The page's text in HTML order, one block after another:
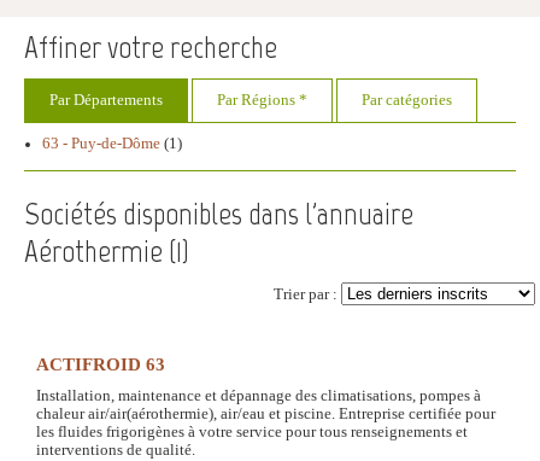
Affiner votre recherche
Par Départements Par Régions * Par catégories
63 - Puy-de-Dôme (1)
Sociétés disponibles dans l'annuaire
Aérothermie (1)
Trier par :
ACTIFROID 63
Installation, maintenance et dépannage des climatisations, pompes à
chaleur air/air(aérothermie), air/eau et piscine. Entreprise certifiée pour
les fluides frigorigènes à votre service pour tous renseignements et
interventions de qualité.